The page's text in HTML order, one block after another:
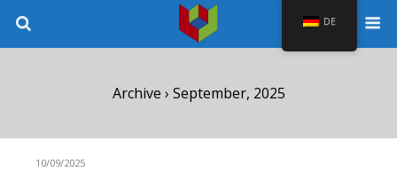
Archive › September, 2025
10/09/2025
DE